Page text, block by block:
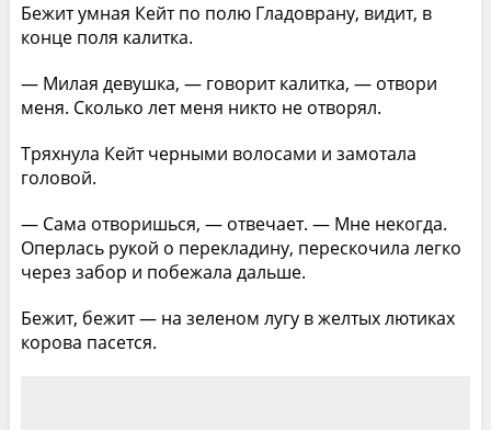
Бежит умная Кейт по полю Гладоврану, видит, в
конце поля калитка.
— Милая девушка, — говорит калитка, — отвори
меня. Сколько лет меня никто не отворял.
Тряхнула Кейт черными волосами и замотала
головой.
— Сама отворишься, — отвечает. — Мне некогда.
Оперлась рукой о перекладину, перескочила легко
через забор и побежала дальше.
Бежит, бежит — на зеленом лугу в желтых лютиках
корова пасется.